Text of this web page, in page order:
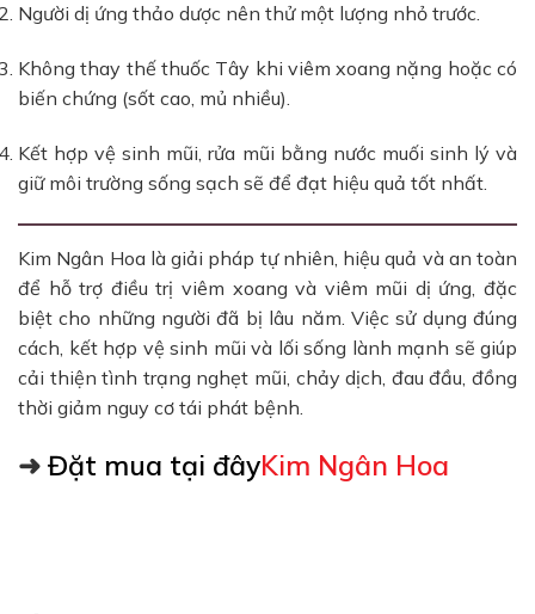
Người dị ứng thảo dược nên thử một lượng nhỏ trước.
Không thay thế thuốc Tây khi viêm xoang nặng hoặc có
biến chứng (sốt cao, mủ nhiều).
Kết hợp vệ sinh mũi, rửa mũi bằng nước muối sinh lý và
giữ môi trường sống sạch sẽ để đạt hiệu quả tốt nhất.
Kim Ngân Hoa là giải pháp tự nhiên, hiệu quả và an toàn
để hỗ trợ điều trị viêm xoang và viêm mũi dị ứng, đặc
biệt cho những người đã bị lâu năm. Việc sử dụng đúng
cách, kết hợp vệ sinh mũi và lối sống lành mạnh sẽ giúp
cải thiện tình trạng nghẹt mũi, chảy dịch, đau đầu, đồng
thời giảm nguy cơ tái phát bệnh.
➜ Đặt mua tại đâyKim Ngân Hoa